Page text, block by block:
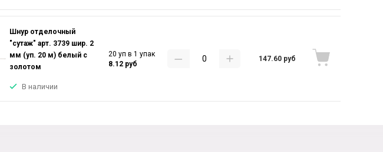
Шнур отделочный
"сутаж" арт. 3739 шир. 2
мм (уп. 20 м) белый с
золотом
В наличии
20 уп в 1 упак
8.12 руб
147.60 руб